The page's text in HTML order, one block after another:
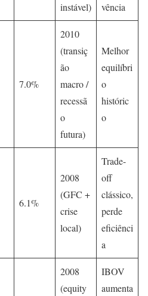
instável)
vência
7.0%
2010
(transiç
ão
macro /
recessã
o
futura)
Melhor
equilíbri
o
históric
o
6.1%
2008
(GFC +
crise
local)
Trade-
off
clássico,
perde
eficiênci
a
2008
(equity
IBOV
aumenta